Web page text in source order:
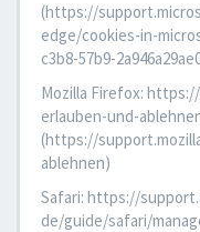
(https://
edge/cookies-in-
c3b8-57b9-
Mozilla Firefox:
erlauben-und-
(https://
ablehnen)
Safari: https://
de/guide/safari/